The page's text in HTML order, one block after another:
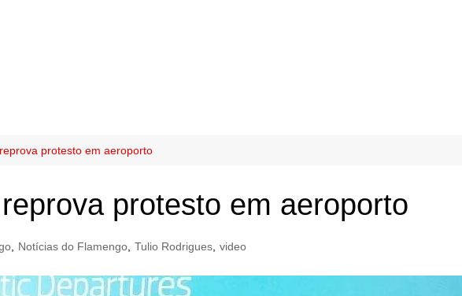
protesto em aeroporto
protesto em aeroporto
Notícias do Flamengo Tulio Rodrigues video